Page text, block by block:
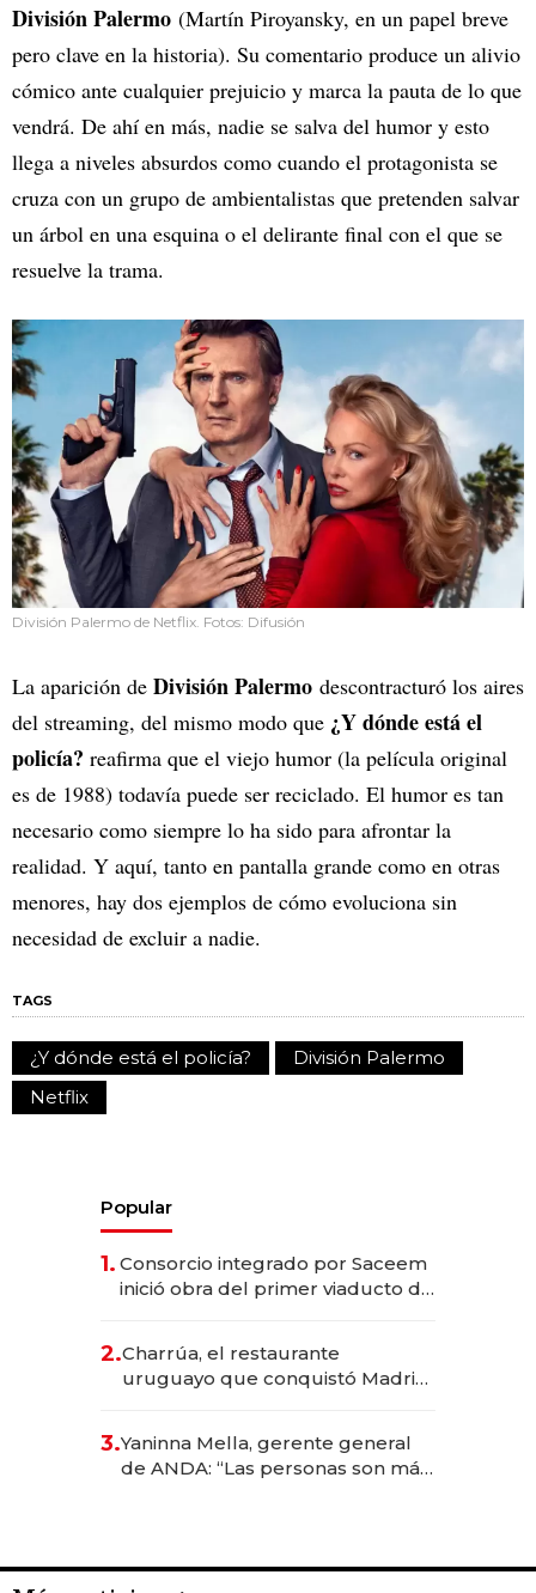
División Palermo (Martín Piroyansky, en un papel breve
pero clave en la historia). Su comentario produce un alivio
cómico ante cualquier prejuicio y marca la pauta de lo que
vendrá. De ahí en más, nadie se salva del humor y esto
llega a niveles absurdos como cuando el protagonista se
cruza con un grupo de ambientalistas que pretenden salvar
un árbol en una esquina o el delirante final con el que se
resuelve la trama.
División Palermo de Netflix. Fotos: Difusión
La aparición de División Palermo descontracturó los aires
del streaming, del mismo modo que ¿Y dónde está el
policía? reafirma que el viejo humor (la película original
es de 1988) todavía puede ser reciclado. El humor es tan
necesario como siempre lo ha sido para afrontar la
realidad. Y aquí, tanto en pantalla grande como en otras
menores, hay dos ejemplos de cómo evoluciona sin
necesidad de excluir a nadie.
TAGS
¿Y dónde está el policía?
División Palermo
Netflix
Popular
1. Consorcio integrado por Saceem
inició obra del primer viaducto de
millones
2.Charrúa, el restaurante
uruguayo que conquistó Madrid:
anticipación y prepara apertura
3.Yaninna Mella, gerente general
de ANDA: “Las personas son más